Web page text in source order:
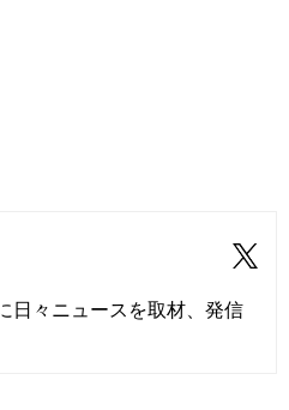
日々ニュースを取材、発信